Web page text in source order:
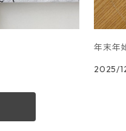
年末年
2025/